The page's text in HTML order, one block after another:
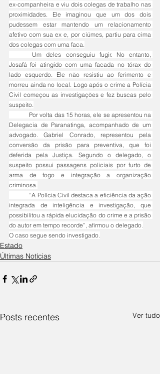
ex-companheira e viu dois colegas de trabalho nas
proximidades. Ele imaginou que um dos dois
pudessem estar mantendo um relacionamento
afetivo com sua ex e, por ciúmes, partiu para cima
dos colegas com uma faca.
Josafá foi atingido com uma facada no tórax do
lado esquerdo. Ele não resistiu ao ferimento e
morreu ainda no local. Logo após o crime a Polícia
Civil começou as investigações e fez buscas pelo
suspeito.
Delegacia de Paranatinga, acompanhado de um
advogado. Gabriel Conrado, representou pela
conversão da prisão para preventiva, que foi
deferida pela Justiça. Segundo o delegado, o
suspeito possui passagens policiais por furto de
arma de fogo e integração a organização
criminosa.
integrada de inteligência e investigação, que
possibilitou a rápida elucidação do crime e a prisão
do autor em tempo recorde”, afirmou o delegado.
O caso segue sendo investigado.
Estado
Últimas Notícias
Posts recentes Ver tudo